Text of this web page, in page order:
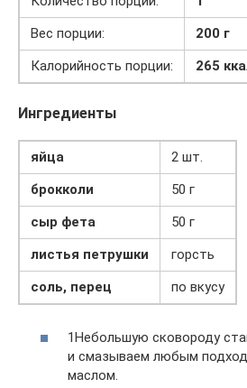
Вес порции:
200 г
Калорийность порции:
265
Ингредиенты
яйца
2 шт.
брокколи
50 г
сыр фета
50 г
листья петрушки
горсть
соль, перец
по вкусу
1Небольшую сковороду
и смазываем любым
маслом.